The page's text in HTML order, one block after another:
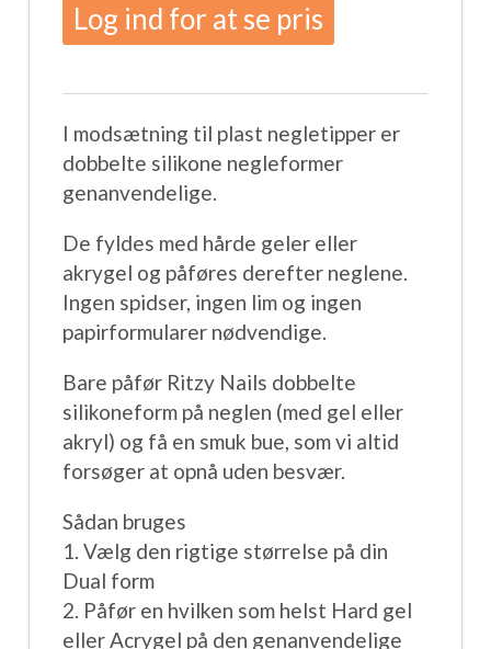
Log ind for at se pris
I modsætning til plast negletipper er
dobbelte silikone negleformer
genanvendelige.
De fyldes med hårde geler eller
akrygel og påføres derefter neglene.
Ingen spidser, ingen lim og ingen
papirformularer nødvendige.
Bare påfør Ritzy Nails dobbelte
silikoneform på neglen (med gel eller
akryl) og få en smuk bue, som vi altid
forsøger at opnå uden besvær.
Sådan bruges
1. Vælg den rigtige størrelse på din
Dual form
2. Påfør en hvilken som helst Hard gel
eller Acrygel på den genanvendelige